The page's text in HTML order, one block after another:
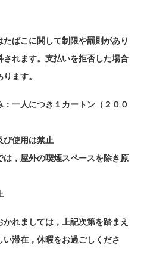
ばこに関して制限や罰則があり
されます。支払いを拒否した場合
ます。
：一人につき１カートン（２００
び使用は禁止
は，屋外の喫煙スペースを除き原
れましては，上記次第を踏まえ
滞在，休暇をお過ごしくださ